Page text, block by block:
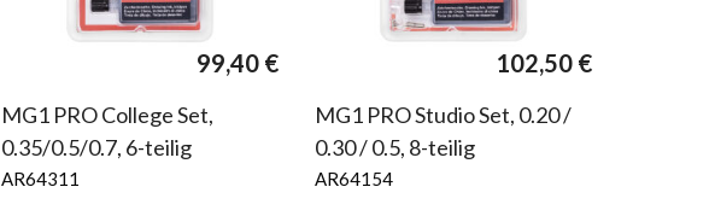
99,40 €
MG1 PRO College Set,
0.35/0.5/0.7, 6-teilig
AR64311
102,50 €
MG1 PRO Studio Set, 0.20 /
0.30 / 0.5, 8-teilig
AR64154